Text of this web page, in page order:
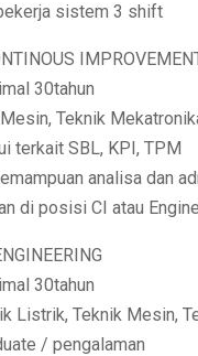
sistem 3 shift
30tahun
Teknik
terkait SBL, KPI, TPM
analisa dan
di posisi CI atau
30tahun
Listrik, Teknik Mesin,
/ pengalaman